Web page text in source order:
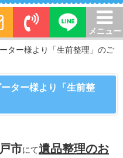
メニュー
ター様より「生前整理」のご
ター様より「生前整
市にて遺品整理のお